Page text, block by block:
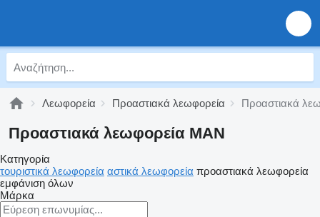
Λεωφορεία Προαστιακά λεωφορεία Προαστιακά
Προαστιακά λεωφορεία MAN
Κατηγορία
τουριστικά λεωφορεία αστικά λεωφορεία προαστιακά λεωφορεία
εμφάνιση όλων
Μάρκα